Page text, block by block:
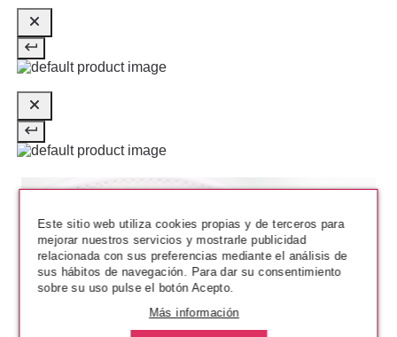
REVELADOR DE JUVENTUD 30
-41% 28.35€
Este sitio web utiliza cookies propias y de terceros para
mejorar nuestros servicios y mostrarle publicidad
relacionada con sus preferencias mediante el análisis de
sus hábitos de navegación. Para dar su consentimiento
sobre su uso pulse el botón Acepto.
Más información